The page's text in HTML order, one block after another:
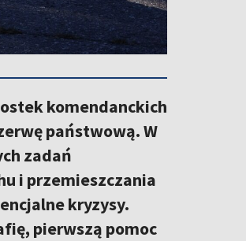
komendanckich
państwową. W
zadań
i przemieszczania
kryzysy.
pierwszą pomoc